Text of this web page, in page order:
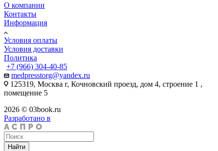
О компании
Контакты
Информация
Условия оплаты
Условия доставки
Политика
+7 (966) 304-40-85
medpresstorg@yandex.ru
125319, Москва г, Кочновский проезд, дом 4, строение 1 ,
помещение 5
2026 © 03book.ru
Разработано в
Найти